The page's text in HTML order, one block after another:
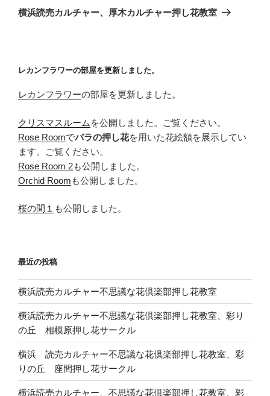
ゲ
ン
の
横浜読売カルチャー、厚木カルチャー押し花教室
レカンフラワーの部屋を更新しました。
レカンフラワーの部屋を更新しました。
クリスマスルーム を公開しました。ご覧ください。
Rose Roomでバラの押し花を用いた花絵額を展示してい
ます。ご覧ください。
Rose Room 2も公開しました。
Orchid Room も公開しました。
桜の間１ も公開しました。
最近の投稿
横浜読売カルチャー不思議な花倶楽部押し花教室
横浜読売カルチャー不思議な花倶楽部押し花教室、彩り
の丘 相模原押し花サークル
横浜 読売カルチャー不思議な花倶楽部押し花教室、彩
りの丘 座間押し花サークル
横浜読売カルチャー、不思議な花倶楽部押し花教室、彩